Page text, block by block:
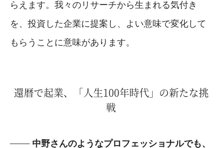
らえます。我々のリサーチから生まれる気付き
を、投資した企業に提案し、よい意味で変化して
もらうことに意味があります。
還暦で起業、「人生100年時代」の新たな挑
戦
中野さんのようなプロフェッショナルでも、